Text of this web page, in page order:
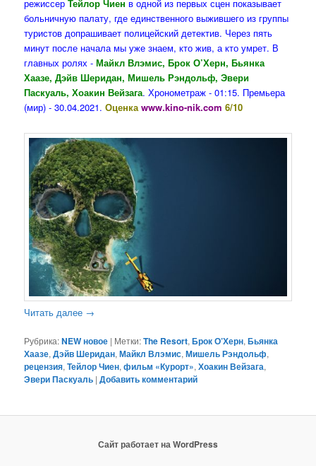
режиссерТейлор Чиен в одной из первых сцен показывает
больничную палату, где единственного выжившего из группы
туристов допрашивает полицейский детектив. Через пять
минут после начала мы уже знаем, кто жив, а кто умрет. В
главных ролях -Майкл Влэмис, Брок О’Херн, Бьянка
Хаазе, Дэйв Шеридан, Мишель Рэндольф, Эвери
Паскуаль, Хоакин Вейзага. Хронометраж - 01:15. Премьера
(мир) - 30.04.2021.Оценкаwww.kino-nik.com 6/10
Читать далее →
Рубрика:NEW новое | Метки:The Resort,Брок О’Херн,Бьянка
Хаазе,Дэйв Шеридан,Майкл Влэмис,Мишель Рэндольф,
рецензия,Тейлор Чиен,фильм «Курорт»,Хоакин Вейзага,
Эвери Паскуаль |Добавить комментарий
Сайт работает на WordPress